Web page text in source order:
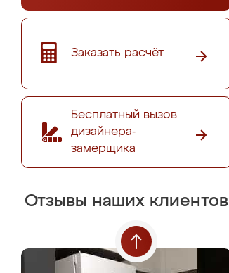
Заказать расчёт
Бесплатный вызов
дизайнера-
замерщика
Отзывы наших клиентов